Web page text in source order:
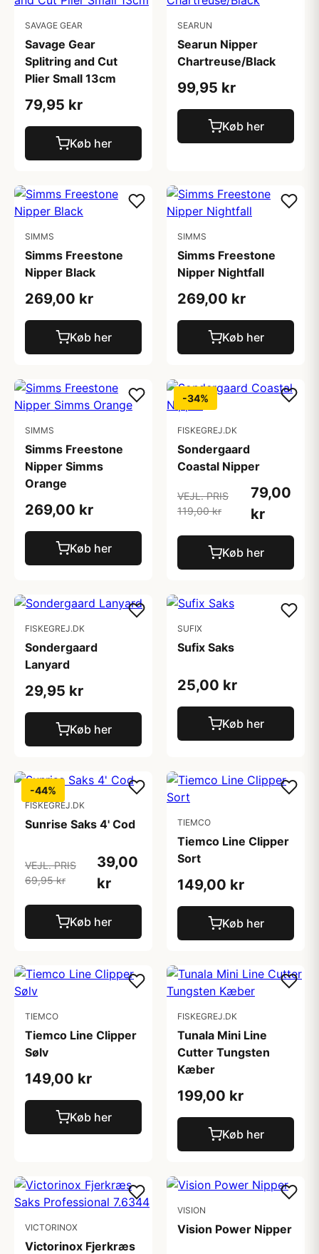
SAVAGE GEAR
Savage Gear
Splitring and Cut
Plier Small 13cm
79,95 kr
Køb her
SEARUN
Searun Nipper
Chartreuse/Black
99,95 kr
Køb her
SIMMS
Simms Freestone
Nipper Black
269,00 kr
Køb her
SIMMS
Simms Freestone
Nipper Nightfall
269,00 kr
Køb her
SIMMS
Simms Freestone
Nipper Simms
Orange
269,00 kr
Køb her
-34%
FISKEGREJ.DK
Sondergaard
Coastal Nipper
VEJL. PRIS
119,00 kr
79,00
kr
Køb her
FISKEGREJ.DK
Sondergaard
Lanyard
29,95 kr
Køb her
SUFIX
Sufix Saks
25,00 kr
Køb her
-44%
FISKEGREJ.DK
Sunrise Saks 4' Cod
VEJL. PRIS
69,95 kr
39,00
kr
Køb her
TIEMCO
Tiemco Line Clipper
Sort
149,00 kr
Køb her
TIEMCO
Tiemco Line Clipper
Sølv
149,00 kr
Køb her
FISKEGREJ.DK
Tunala Mini Line
Cutter Tungsten
Kæber
199,00 kr
Køb her
VICTORINOX
Victorinox Fjerkræs
VISION
Vision Power Nipper